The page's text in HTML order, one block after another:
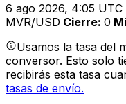
6 ago 2026, 4:05
MVR/USD Cierre: 0
Usamos la tasa del
conversor. Esto solo
recibirás esta tasa
tasas de envío.